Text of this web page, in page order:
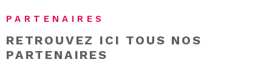
PARTENAIRES
RETROUVEZ ICI TOUS NOS
PARTENAIRES